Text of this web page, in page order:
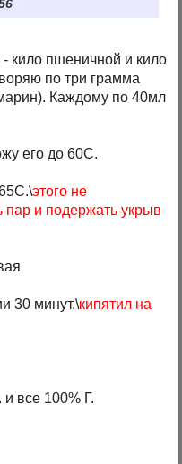
кило пшеничной и кило
по три грамма
Каждому по 40мл
его до 60С.
этого не
и подержать укрыв
30 минут.\кипятил на
все 100% Г.